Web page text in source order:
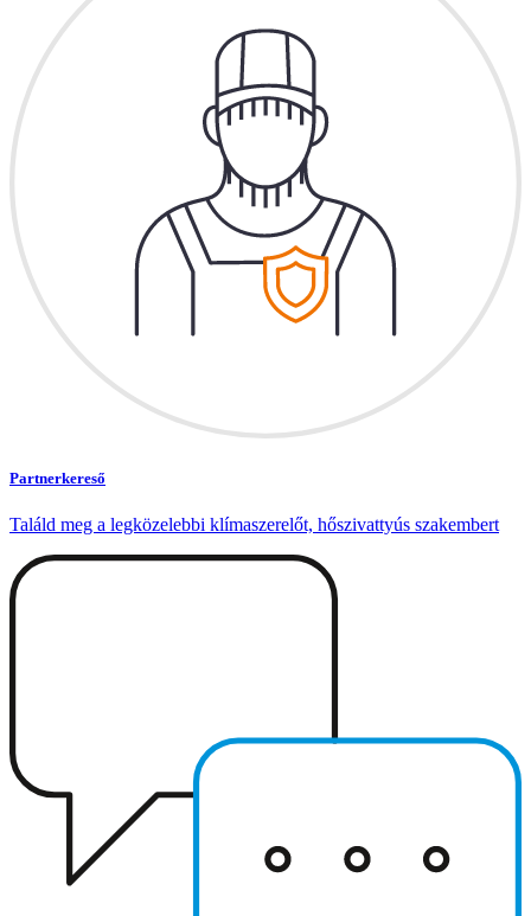
Partnerkereső
Találd meg a legközelebbi klímaszerelőt, hőszivattyús szakembert